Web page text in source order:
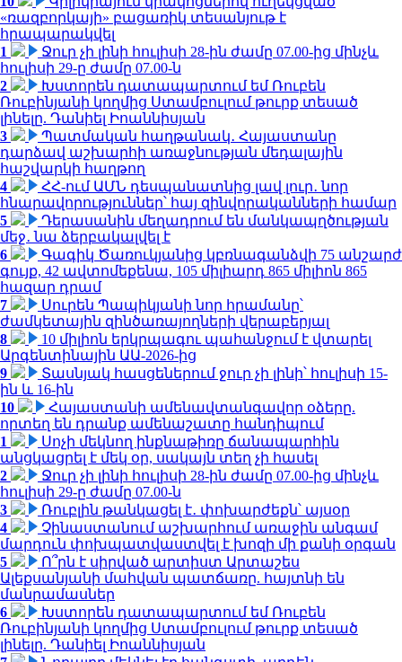
«ռազբորկայի» բացառիկ տեսանյութ է
հրապարակվել
1
Ջուր չի լինի հուլիսի 28-ին ժամը 07.00-ից մինչև
հուլիսի 29-ը ժամը 07.00-ն
2
Խստորեն դատապարտում եմ Ռուբեն
Ռուբինյանի կողմից Ստամբուլում թուրք տեսած
լինելը. Դանիել Իոաննիսյան
3
Պատմական հաղթանակ․ Հայաստանը
դարձավ աշխարհի առաջնության մեդալային
հաշվարկի հաղթող
4
ՀՀ-ում ԱՄՆ դեսպանատնից լավ լուր․ նոր
հնարավորություններ՝ հայ զինվորականների համար
5
Դերասանին մեղադրում են մանկապղծության
մեջ․ նա ձերբակալվել է
6
Գագիկ Ծառուկյանից կբռնագանձվի 75 անշարժ
գույք, 42 ավտոմեքենա, 105 միլիարդ 865 միլիոն 865
հազար դրամ
7
Սուրեն Պապիկյանի նոր հրամանը՝
ժամկետային զինծառայողների վերաբերյալ
8
10 միլիոն երկրպագու պահանջում է վտարել
Արգենտինային ԱԱ-2026-ից
9
Տասնյակ հասցեներում ջուր չի լինի՝ հուլիսի 15-
ին և 16-ին
10
Հայաստանի ամենավտանգավոր օձերը.
որտեղ են դրանք ամենաշատը հանդիպում
1
Սոչի մեկնող ինքնաթիռը ճանապարհին
անցկացրել է մեկ օր, սակայն տեղ չի հասել
2
Ջուր չի լինի հուլիսի 28-ին ժամը 07.00-ից մինչև
հուլիսի 29-ը ժամը 07.00-ն
3
Ռուբլին թանկացել է․ փոխարժեքն՝ այսօր
4
Չինաստանում աշխարհում առաջին անգամ
մարդուն փոխպատվաստվել է խոզի մի քանի օրգան
5
Ո՞րն է սիրված արտիստ Արտաշես
Ալեքսանյանի մահվան պատճառը. հայտնի են
մանրամասներ
6
Խստորեն դատապարտում եմ Ռուբեն
Ռուբինյանի կողմից Ստամբուլում թուրք տեսած
լինելը. Դանիել Իոաննիսյան